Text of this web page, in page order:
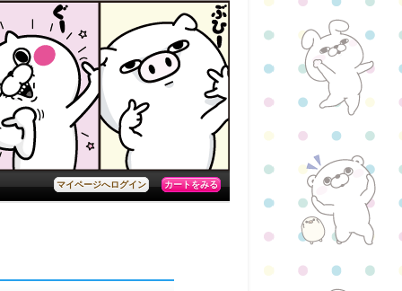
マイページへログイン カートをみる